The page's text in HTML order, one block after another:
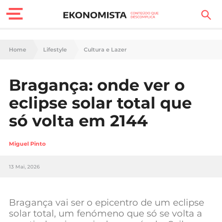
Finanças Pessoais
Carreira
Casa
Lifestyle
Sociedade
Negócios
Home Lifestyle Cultura e Lazer
Bragança: onde ver o
eclipse solar total que
só volta em 2144
Miguel Pinto
13 Mai, 2026
Bragança vai ser o epicentro de um eclipse
solar total, um fenómeno que só se volta a